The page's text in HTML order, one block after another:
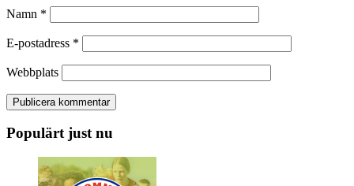
Namn *
E-postadress *
Webbplats
Populärt just nu